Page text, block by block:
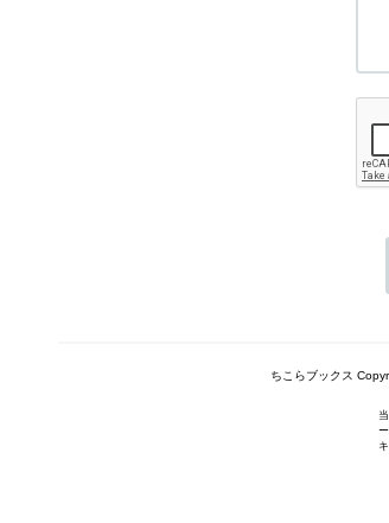
ちこらブックス